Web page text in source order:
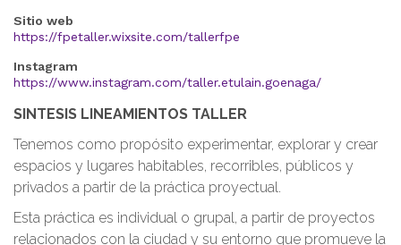
Sitio web
https://fpetaller.wixsite.com/tallerfpe
Instagram
https://www.instagram.com/taller.etulain.goenaga/
SINTESIS LINEAMIENTOS TALLER
Tenemos como propósito experimentar, explorar y crear
espacios y lugares habitables, recorribles, públicos y
privados a partir de la práctica proyectual.
Esta práctica es individual o grupal, a partir de proyectos
relacionados con la ciudad y su entorno que promueve la